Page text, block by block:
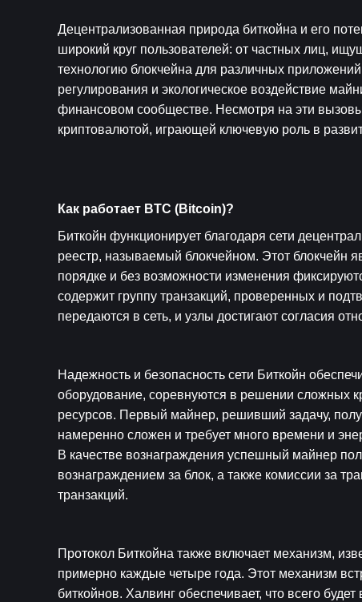
Децентрализованная природа биткойна и его
широкий круг пользователей: от частных лиц,
технологию блокчейна для различных
регулирования и экологическое воздействие
финансовом сообществе. Несмотря на эти
криптовалютой, играющей ключевую роль в
Как работает BTC (Bitcoin)?
Биткойн функционирует благодаря сети
реестр, называемый блокчейном. Этот блокчейн
порядке и без возможности изменения
содержит группу транзакций, проверенных и
передаются в сеть, и узлы достигают согласия
Надежность и безопасность сети Биткойн
оборудование, соревнуются в решении сложных
ресурсов. Первый майнер, решивший задачу,
намеренно сложен и требует много времени и
В качестве вознаграждения успешный майнер
вознаграждением за блок, а также комиссии за
транзакций.
Протокол Биткойна также включает механизм,
примерно каждые четыре года. Этот механизм
биткойнов. Халвинг обеспечивает, что всего